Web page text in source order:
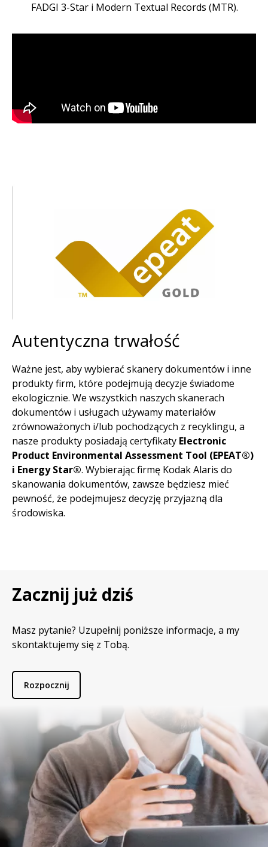
FADGI 3-Star i Modern Textual Records (MTR).
Autentyczna trwałość
Ważne jest, aby wybierać skanery dokumentów i inne
produkty firm, które podejmują decyzje świadome
ekologicznie. We wszystkich naszych skanerach
dokumentów i usługach używamy materiałów
zrównoważonych i/lub pochodzących z recyklingu, a
nasze produkty posiadają certyfikaty Electronic
Product Environmental Assessment Tool (EPEAT®)
i Energy Star®. Wybierając firmę Kodak Alaris do
skanowania dokumentów, zawsze będziesz mieć
pewność, że podejmujesz decyzję przyjazną dla
środowiska.
Zacznij już dziś
Masz pytanie? Uzupełnij poniższe informacje, a my
skontaktujemy się z Tobą.
Rozpocznij